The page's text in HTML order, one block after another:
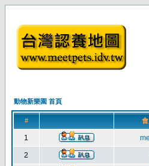
動物新樂園 首頁
#
1
2